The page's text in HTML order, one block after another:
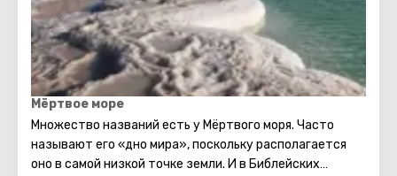
Мёртвое море
Множество названий есть у Мёртвого моря. Часто
называют его «дно мира», поскольку располагается
оно в самой низкой точке земли. И в Библейских